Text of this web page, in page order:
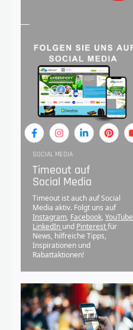
SOCIAL MEDIA
Timeout auf
Social Media
Timeout ist auch auf Social
Media aktiv. Folgt uns auf
Instagram, Facebook, YouTube
LinkedIn und Pinterestfür
News, hilfreiche Tipps,
Inspirationen und
Rabattaktionen!